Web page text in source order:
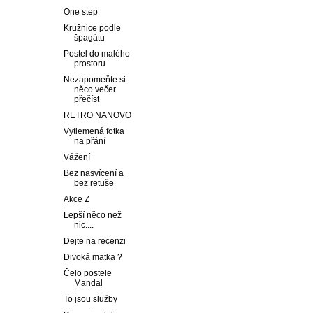
One step
Kružnice podle
špagátu
Postel do malého
prostoru
Nezapomeňte si
něco večer
přečíst
RETRO NANOVO
Vytlemená fotka
na přání
Vážení
Bez nasvícení a
bez retuše
Akce Z
Lepší něco než
nic....
Dejte na recenzi
Divoká matka ?
Čelo postele
Mandal
To jsou služby